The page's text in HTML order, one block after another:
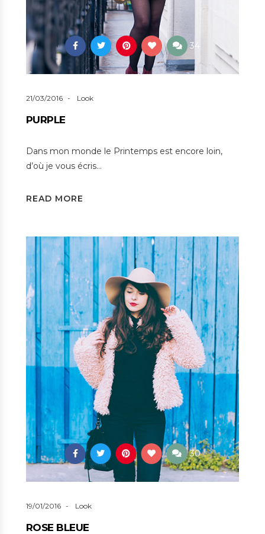
34
21/03/2016 Look
PURPLE
Dans mon monde le Printemps est encore loin,
d’où je vous écris…
READ MORE
30
19/01/2016 Look
ROSE BLEUE